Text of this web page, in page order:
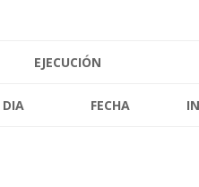
EJECUCIÓN
DIA FECHA